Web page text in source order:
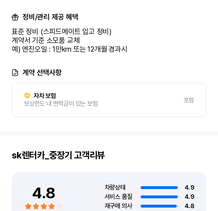
정비/관리 제공 혜택
표준 정비 (스피드메이트 입고 정비)
계약서 기준 소모품 교체
예) 엔진오일 : 1만km 또는 12개월 경과시
계약 선택사항
자차 보험
보상한도 내 면책금이 있는 보험
포함
sk렌터카_중장기 고객리뷰
4.8 차량상태
4.9
서비스 품질
4.9
재구매 의사
4.8